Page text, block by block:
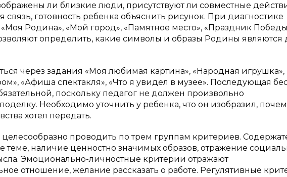
ли близкие люди, присутствуют ли совместные
готовность ребенка объяснить рисунок. При диагностике
Родина», «Мой город», «Памятное место», «Праздник
определить, какие символы и образы Родины являются
через задания «Моя любимая картина», «Народная игрушка»,
«Афиша спектакля», «Что я увидел в музее». Последующая
поскольку педагог не должен произвольно
Необходимо уточнить у ребенка, что он изобразил,
хотел передать.
проводить по трем группам критериев.
теме, наличие ценностно значимых образов, отражение
Эмоционально-личностные критерии отражают
отношение, желание рассказать о работе. Регулятивные